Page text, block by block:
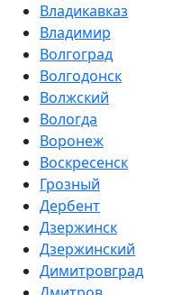
Владикавказ
Владимир
Волгоград
Волгодонск
Волжский
Вологда
Воронеж
Воскресенск
Грозный
Дербент
Дзержинск
Дзержинский
Димитровград